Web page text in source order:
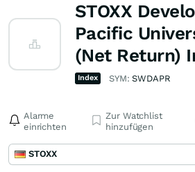
STOXX
Pacific
(Net Return)
Index SYM:SWDAPR
Alarme
einrichten
Zur Watchlist
hinzufügen
STOXX